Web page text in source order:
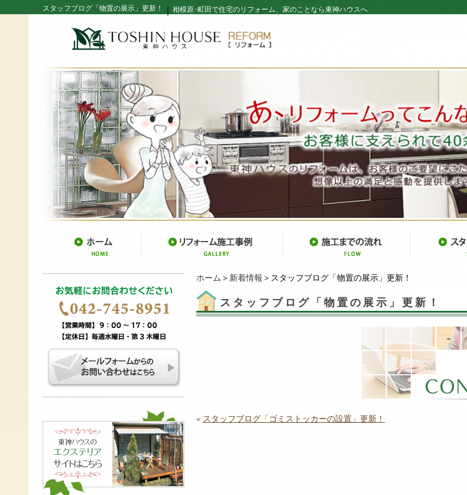
スタッフブログ「物置の展示」更新！ 相模原･町田で住宅のリフォーム、家のことなら東神ハウスへ
ホーム ＞ 新着情報 ＞スタッフブログ「物置の展示」更新！
スタッフブログ「物置の展示」更新！
« スタッフブログ「ゴミストッカーの設置」更新！